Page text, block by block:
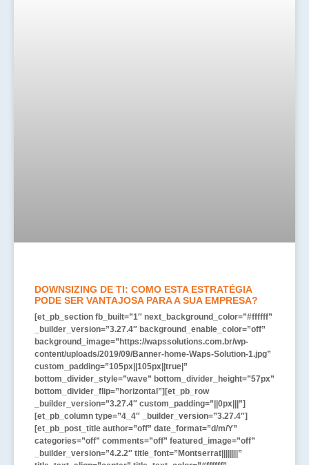
DOWNSIZING DE TI: COMO ESTA ESTRATÉGIA
PODE SER VANTAJOSA PARA A SUA EMPRESA?
[et_pb_section fb_built=”1″ next_background_color=”#ffffff”
_builder_version=”3.27.4″ background_enable_color=”off”
background_image=”https://wapssolutions.com.br/wp-
content/uploads/2019/09/Banner-home-Waps-Solution-1.jpg”
custom_padding=”105px||105px||true|”
bottom_divider_style=”wave” bottom_divider_height=”57px”
bottom_divider_flip=”horizontal”][et_pb_row
_builder_version=”3.27.4″ custom_padding=”||0px|||”]
[et_pb_column type=”4_4″ _builder_version=”3.27.4″]
[et_pb_post_title author=”off” date_format=”d/m/Y”
categories=”off” comments=”off” featured_image=”off”
_builder_version=”4.2.2″ title_font=”Montserrat||||||||”